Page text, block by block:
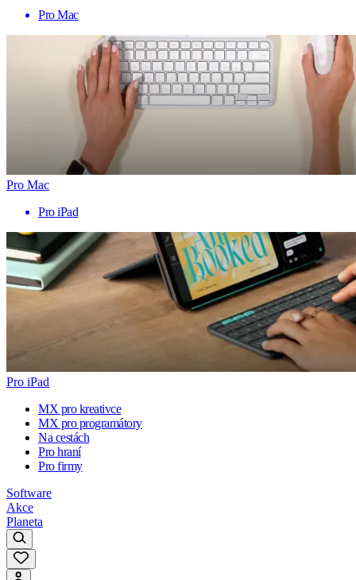
Pro Mac
Pro Mac
Pro iPad
Pro iPad
MX pro kreativce
MX pro programátory
Na cestách
Pro hraní
Pro firmy
Software
Akce
Planeta